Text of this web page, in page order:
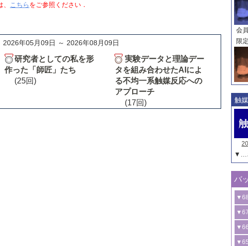
こちら をご参照ください．
2026年05月09日 ～ 2026年08月09日
研究者としての私を形
作った「師匠」たち
(25回)
実験データと理論デー
タを組み合わせたAIによ
る不均一系触媒反応への
アプローチ
(17回)
記
会
限
触
▼…
バ
▼68
1号
2号
触
▼67
1号
ー
▼66
1号
▼65